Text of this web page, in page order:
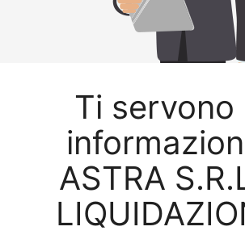
Ti servono
ASTRA